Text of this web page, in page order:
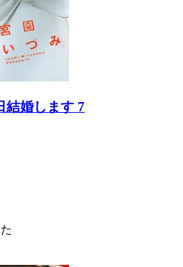
結婚します 7